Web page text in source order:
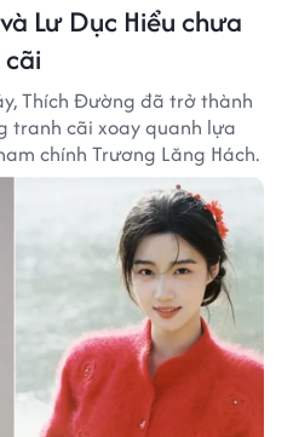
Lư Dục Hiểu chưa
Thích Đường đã trở thành
tranh cãi xoay quanh lựa
chính Trương Lăng Hách.